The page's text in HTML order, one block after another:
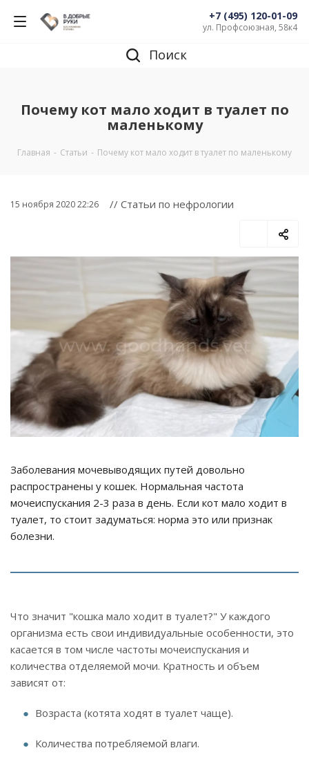
+7 (495) 120-01-09
ул. Профсоюзная, 58к4
Поиск
Почему кот мало ходит в туалет по
маленькому
Главная - Статьи - Почему кот мало ходит в туалет по маленькому
15 ноября 2020 22:26 // Статьи по нефрологии
Заболевания мочевыводящих путей довольно
распространены у кошек. Нормальная частота
мочеиспускания 2-3 раза в день. Если кот мало ходит в
туалет, то стоит задуматься: норма это или признак
болезни.
Что значит "кошка мало ходит в туалет?" У каждого
организма есть свои индивидуальные особенности, это
касается в том числе частоты мочеиспускания и
количества отделяемой мочи. Кратность и объем
зависят от:
Возраста (котята ходят в туалет чаще).
Количества потребляемой влаги.